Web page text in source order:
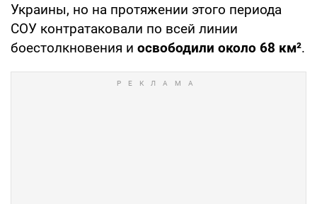
Украины, но на протяжении этого периода
СОУ контратаковали по всей линии
боестолкновения и освободили около 68 км².